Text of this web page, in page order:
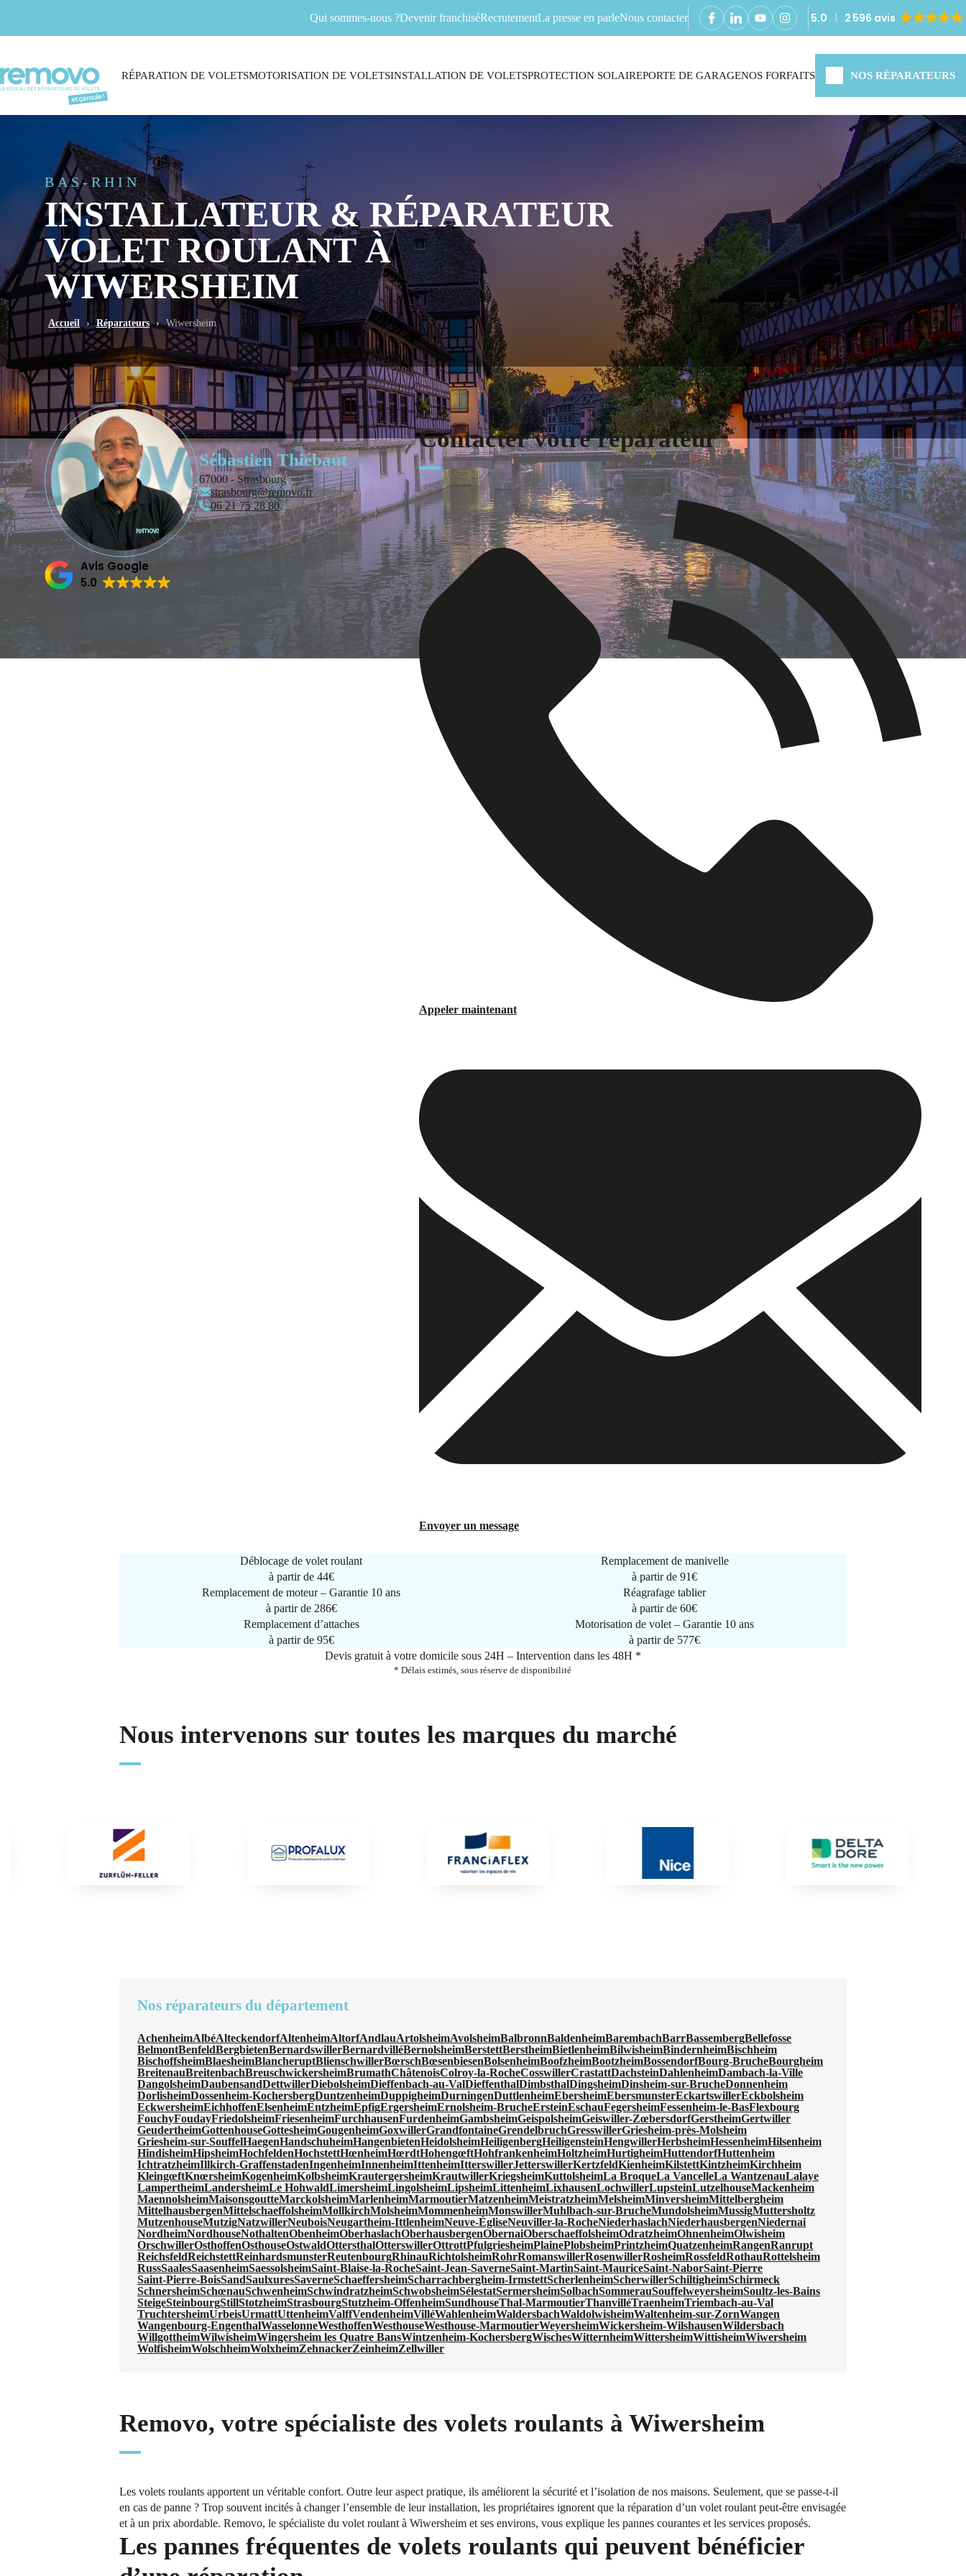
Qui sommes-nous ?Devenir franchiséRecrutementLa presse en parleNous contacter 5.0 2 596 avis
RÉPARATION DE VOLETSMOTORISATION DE VOLETSINSTALLATION DE VOLETSPROTECTION SOLAIREPORTE DE GARAGENOS FORFAITS NOS RÉPARATEURS
BAS-RHIN
INSTALLATEUR & RÉPARATEUR
VOLET ROULANT À
WIWERSHEIM
Accueil › Réparateurs › Wiwersheim
Sébastien Thiébaut
67000 - Strasbourg
strasbourg@removo.fr
‭06 21 75 28 80‬
Avis Google
5.0
Contacter votre réparateur
Appeler maintenant
Envoyer un message
Déblocage de volet roulant
à partir de 44€
Remplacement de manivelle
à partir de91€
Remplacement de moteur – Garantie 10 ans
à partir de 286€
Réagrafage tablier
à partir de60€
Remplacement d’attaches
à partir de 95€
Motorisation de volet – Garantie 10 ans
à partir de 577€
Devis gratuit à votre domicile sous 24H – Intervention dans les 48H *
* Délais estimés, sous réserve de disponibilité
Nous intervenons sur toutes les marques du marché
Nos réparateurs du département
AchenheimAlbéAlteckendorfAltenheimAltorfAndlauArtolsheimAvolsheimBalbronnBaldenheimBarembachBarrBassembergBellefosse
BelmontBenfeldBergbietenBernardswillerBernardvilléBernolsheimBerstettBerstheimBietlenheimBilwisheimBindernheimBischheim
BischoffsheimBlaesheimBlancheruptBlienschwillerBœrschBœsenbiesenBolsenheimBoofzheimBootzheimBossendorfBourg-BrucheBourgheim
BreitenauBreitenbachBreuschwickersheimBrumathChâtenoisColroy-la-RocheCosswillerCrastattDachsteinDahlenheimDambach-la-Ville
DangolsheimDaubensandDettwillerDiebolsheimDieffenbach-au-ValDieffenthalDimbsthalDingsheimDinsheim-sur-BrucheDonnenheim
DorlisheimDossenheim-KochersbergDuntzenheimDuppigheimDurningenDuttlenheimEbersheimEbersmunsterEckartswillerEckbolsheim
EckwersheimEichhoffenElsenheimEntzheimEpfigErgersheimErnolsheim-BrucheErsteinEschauFegersheimFessenheim-le-BasFlexbourg
FouchyFoudayFriedolsheimFriesenheimFurchhausenFurdenheimGambsheimGeispolsheimGeiswiller-ZœbersdorfGerstheimGertwiller
GeudertheimGottenhouseGottesheimGougenheimGoxwillerGrandfontaineGrendelbruchGresswillerGriesheim-près-Molsheim
Griesheim-sur-SouffelHaegenHandschuheimHangenbietenHeidolsheimHeiligenbergHeiligensteinHengwillerHerbsheimHessenheimHilsenheim
HindisheimHipsheimHochfeldenHochstettHœnheimHœrdtHohengœftHohfrankenheimHoltzheimHurtigheimHuttendorfHuttenheim
IchtratzheimIllkirch-GraffenstadenIngenheimInnenheimIttenheimItterswillerJetterswillerKertzfeldKienheimKilstettKintzheimKirchheim
KleingœftKnœrsheimKogenheimKolbsheimKrautergersheimKrautwillerKriegsheimKuttolsheimLa BroqueLa VancelleLa WantzenauLalaye
LampertheimLandersheimLe HohwaldLimersheimLingolsheimLipsheimLittenheimLixhausenLochwillerLupsteinLutzelhouseMackenheim
MaennolsheimMaisonsgoutteMarckolsheimMarlenheimMarmoutierMatzenheimMeistratzheimMelsheimMinversheimMittelbergheim
MittelhausbergenMittelschaeffolsheimMollkirchMolsheimMommenheimMonswillerMuhlbach-sur-BrucheMundolsheimMussigMuttersholtz
MutzenhouseMutzigNatzwillerNeuboisNeugartheim-IttlenheimNeuve-ÉgliseNeuviller-la-RocheNiederhaslachNiederhausbergenNiedernai
NordheimNordhouseNothaltenObenheimOberhaslachOberhausbergenObernaiOberschaeffolsheimOdratzheimOhnenheimOlwisheim
OrschwillerOsthoffenOsthouseOstwaldOttersthalOtterswillerOttrottPfulgriesheimPlainePlobsheimPrintzheimQuatzenheimRangenRanrupt
ReichsfeldReichstettReinhardsmunsterReutenbourgRhinauRichtolsheimRohrRomanswillerRosenwillerRosheimRossfeldRothauRottelsheim
RussSaalesSaasenheimSaessolsheimSaint-Blaise-la-RocheSaint-Jean-SaverneSaint-MartinSaint-MauriceSaint-NaborSaint-Pierre
Saint-Pierre-BoisSandSaulxuresSaverneSchaeffersheimScharrachbergheim-IrmstettScherlenheimScherwillerSchiltigheimSchirmeck
SchnersheimSchœnauSchwenheimSchwindratzheimSchwobsheimSélestatSermersheimSolbachSommerauSouffelweyersheimSoultz-les-Bains
SteigeSteinbourgStillStotzheimStrasbourgStutzheim-OffenheimSundhouseThal-MarmoutierThanvilléTraenheimTriembach-au-Val
TruchtersheimUrbeisUrmattUttenheimValffVendenheimVilléWahlenheimWaldersbachWaldolwisheimWaltenheim-sur-ZornWangen
Wangenbourg-EngenthalWasselonneWesthoffenWesthouseWesthouse-MarmoutierWeyersheimWickersheim-WilshausenWildersbach
WillgottheimWilwisheimWingersheim les Quatre BansWintzenheim-KochersbergWischesWitternheimWittersheimWittisheimWiwersheim
WolfisheimWolschheimWolxheimZehnackerZeinheimZellwiller
Removo, votre spécialiste des volets roulants à Wiwersheim
Les volets roulants apportent un véritable confort. Outre leur aspect pratique, ils améliorent la sécurité et l’isolation de nos maisons. Seulement, que se passe-t-il
en cas de panne ? Trop souvent incités à changer l’ensemble de leur installation, les propriétaires ignorent que la réparation d’un volet roulant peut-être envisagée
et à un prix abordable. Removo, le spécialiste du volet roulant à Wiwersheim et ses environs, vous explique les pannes courantes et les services proposés.
Les pannes fréquentes de volets roulants qui peuvent bénéficier